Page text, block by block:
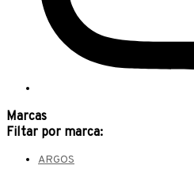
Marcas
Filtar por marca:
ARGOS